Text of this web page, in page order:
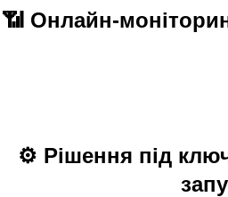
📶 Онлайн-
⚙️ Рішення під